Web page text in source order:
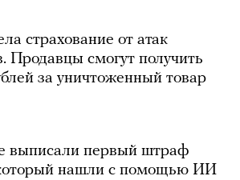
страхование от атак
Продавцы смогут получить
за уничтоженный товар
выписали первый штраф
нашли с помощью ИИ